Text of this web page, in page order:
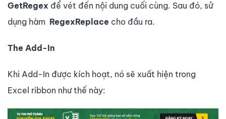
GetRegex để vét đến nội dung cuối cùng. Sau đó, sử
dụng hàm RegexReplace cho đầu ra.
The Add-In
Khi Add-In được kích hoạt, nó sẽ xuất hiện trong
Excel ribbon như thế này: